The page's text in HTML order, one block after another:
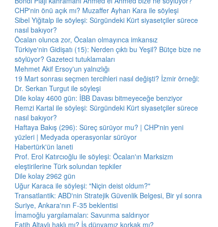
CHP'nin önü açık mı? Muzaffer Ayhan Kara ile söyleşi
Sibel Yiğitalp ile söyleşi: Sürgündeki Kürt siyasetçiler sürece
nasıl bakıyor?
Öcalan olunca zor, Öcalan olmayınca imkansız
Türkiye'nin Gidişatı (15): Nerden çıktı bu Yeşil? Bütçe bize ne
söylüyor? Gazeteci tutuklamaları
Mehmet Akif Ersoy'un yalnızlığı
19 Mart sonrası seçmen tercihleri nasıl değişti? İzmir örneği:
Dr. Serkan Turgut ile söyleşi
Dile kolay 4600 gün: İBB Davası bitmeyeceğe benziyor
Remzi Kartal ile söyleşi: Sürgündeki Kürt siyasetçiler sürece
nasıl bakıyor?
Haftaya Bakış (296): Süreç sürüyor mu? | CHP'nin yeni
yüzleri | Medyada operasyonlar sürüyor
Habertürk'ün laneti
Prof. Erol Katırcıoğlu ile söyleşi: Öcalan'ın Marksizm
eleştirilerine Türk solundan tepkiler
Dile kolay 2962 gün
Uğur Karaca ile söyleşi: "Niçin deist oldum?"
Transatlantik: ABD'nin Stratejik Güvenlik Belgesi, Bir yıl sonra
Suriye, Ankara'nın F-35 beklentisi
İmamoğlu yargılamaları: Savunma saldırıyor
Fatih Altaylı haklı mı? İş dünyamız korkak mı?